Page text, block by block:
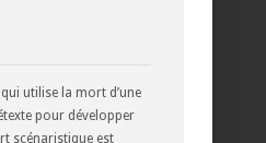
utilise la mort d’une
pour développer
scénaristique est